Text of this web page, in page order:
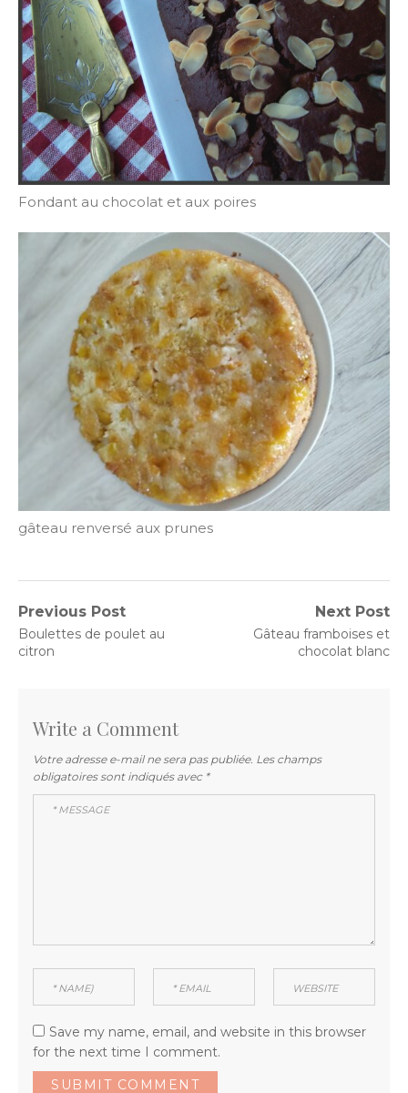
Fondant au chocolat et aux poires
gâteau renversé aux prunes
Navigation
de
Previous Post
Previous
post:
Boulettes de poulet au
citron
Next Post
Next
Gâteau framboises et
chocolat blanc
Write a Comment
Votre adresse e-mail ne sera pas publiée. Les champs
obligatoires sont indiqués avec *
Save my name, email, and website in this browser
for the next time I comment.